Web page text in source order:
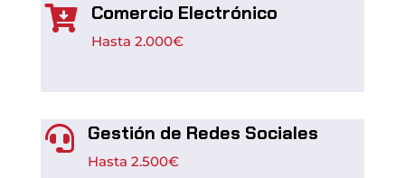
 Comercio Electrónico
Hasta 2.000€
 Gestión de Redes Sociales
Hasta 2.500€